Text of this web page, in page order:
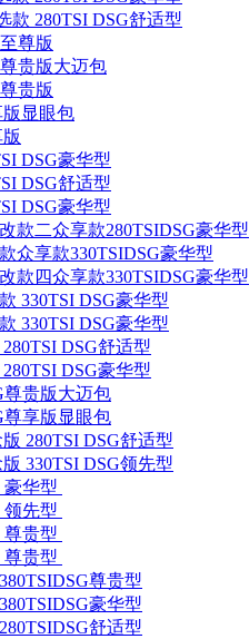
款 280TSI DSG舒适型
尊版
贵版大迈包
贵版
版显眼包
DSG豪华型
DSG舒适型
DSG豪华型
款二众享款280TSIDSG豪华型
众享款330TSIDSG豪华型
款四众享款330TSIDSG豪华型
330TSI DSG豪华型
330TSI DSG豪华型
DSG舒适型
DSG豪华型
尊贵版大迈包
尊享版显眼包
280TSI DSG舒适型
330TSI DSG领先型
豪华型
领先型
尊贵型
尊贵型
尊贵型
豪华型
舒适型